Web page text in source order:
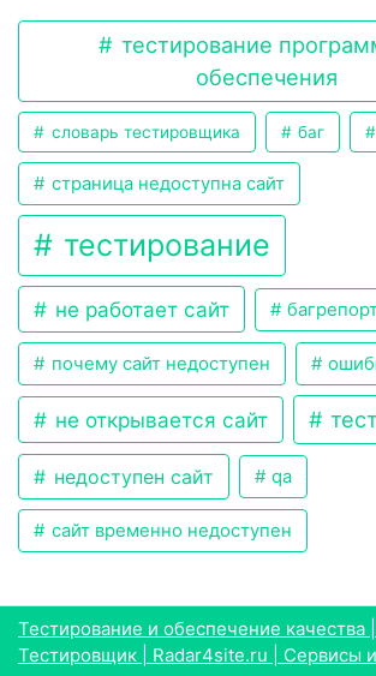
тестирование
обеспечения
словарь тестировщика баг
страница недоступна сайт
тестирование
не работает сайт
почему сайт недоступен
не открывается сайт
недоступен сайт qa
сайт временно недоступен
Тестирование и обеспечение качества |
Тестировщик | Radar4site.ru | Сервисы и